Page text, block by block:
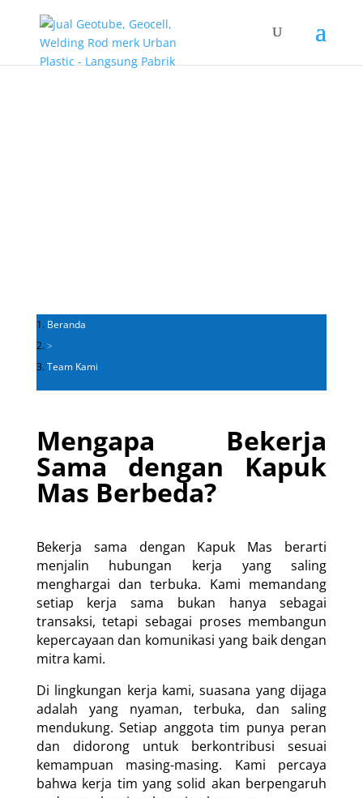
Beranda
>
Team Kami
Mengapa Bekerja
Sama dengan Kapuk
Mas Berbeda?
Bekerja sama dengan Kapuk Mas berarti
menjalin hubungan kerja yang saling
menghargai dan terbuka. Kami memandang
setiap kerja sama bukan hanya sebagai
transaksi, tetapi sebagai proses membangun
kepercayaan dan komunikasi yang baik dengan
mitra kami.
Di lingkungan kerja kami, suasana yang dijaga
adalah yang nyaman, terbuka, dan saling
mendukung. Setiap anggota tim punya peran
dan didorong untuk berkontribusi sesuai
kemampuan masing-masing. Kami percaya
bahwa kerja tim yang solid akan berpengaruh